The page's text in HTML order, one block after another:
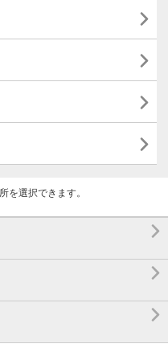




を選択できます。


